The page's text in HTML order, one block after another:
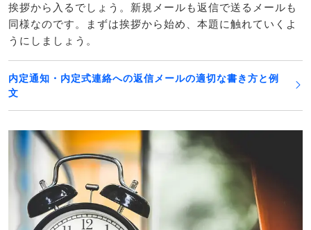
挨拶から入るでしょう。新規メールも返信で送るメールも
同様なのです。まずは挨拶から始め、本題に触れていくよ
うにしましょう。
内定通知・内定式連絡への返信メールの適切な書き方と例
文